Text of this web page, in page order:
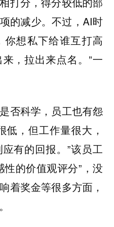
的减少。不过，AI时
想私下给谁互打高
，拉出来点名。”一
否科学，员工也有怨
低，但工作量很大，
有的回报。”该员工
的价值观评分”，没
着奖金等很多方面，